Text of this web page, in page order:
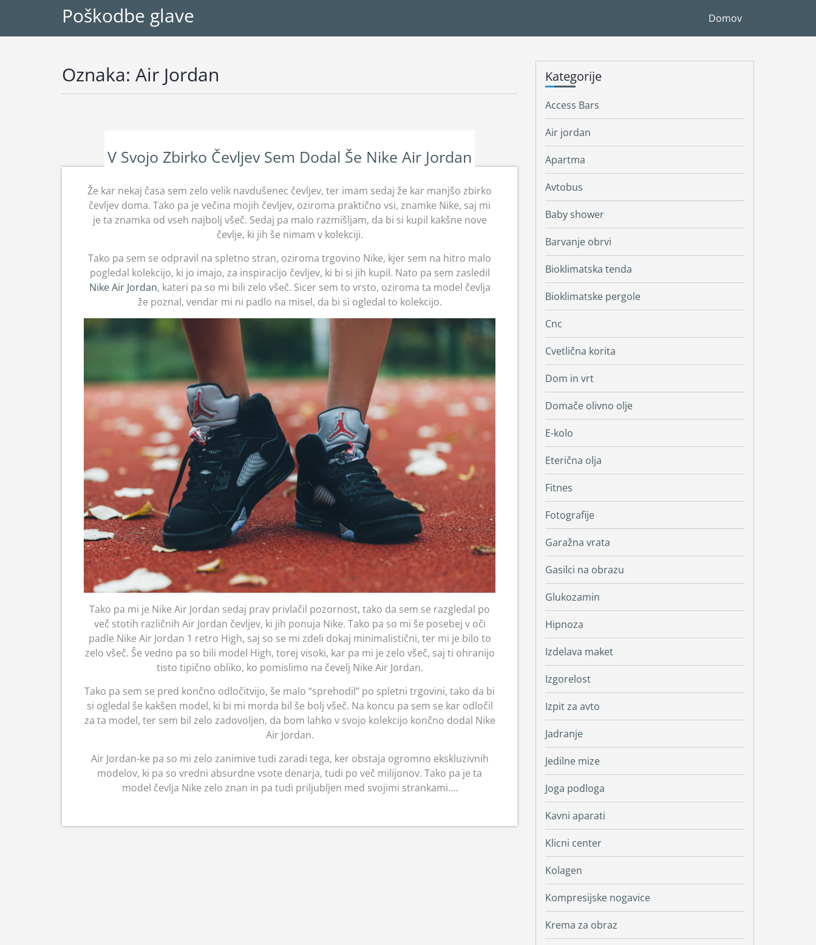
Poškodbe glave Domov
Oznaka: Air Jordan
V Svojo Zbirko Čevljev Sem Dodal Še Nike Air Jordan
Že kar nekaj časa sem zelo velik navdušenec čevljev, ter imam sedaj že kar manjšo zbirko
čevljev doma. Tako pa je večina mojih čevljev, oziroma praktično vsi, znamke Nike, saj mi
je ta znamka od vseh najbolj všeč. Sedaj pa malo razmišljam, da bi si kupil kakšne nove
čevlje, ki jih še nimam v kolekciji.
Tako pa sem se odpravil na spletno stran, oziroma trgovino Nike, kjer sem na hitro malo
pogledal kolekcijo, ki jo imajo, za inspiracijo čevljev, ki bi si jih kupil. Nato pa sem zasledil
Nike Air Jordan, kateri pa so mi bili zelo všeč. Sicer sem to vrsto, oziroma ta model čevlja
že poznal, vendar mi ni padlo na misel, da bi si ogledal to kolekcijo.
Tako pa mi je Nike Air Jordan sedaj prav privlačil pozornost, tako da sem se razgledal po
več stotih različnih Air Jordan čevljev, ki jih ponuja Nike. Tako pa so mi še posebej v oči
padle Nike Air Jordan 1 retro High, saj so se mi zdeli dokaj minimalistični, ter mi je bilo to
zelo všeč. Še vedno pa so bili model High, torej visoki, kar pa mi je zelo všeč, saj ti ohranijo
tisto tipično obliko, ko pomislimo na čevelj Nike Air Jordan.
Tako pa sem se pred končno odločitvijo, še malo “sprehodil” po spletni trgovini, tako da bi
si ogledal še kakšen model, ki bi mi morda bil še bolj všeč. Na koncu pa sem se kar odločil
za ta model, ter sem bil zelo zadovoljen, da bom lahko v svojo kolekcijo končno dodal Nike
Air Jordan.
Air Jordan-ke pa so mi zelo zanimive tudi zaradi tega, ker obstaja ogromno ekskluzivnih
modelov, ki pa so vredni absurdne vsote denarja, tudi po več milijonov. Tako pa je ta
model čevlja Nike zelo znan in pa tudi priljubljen med svojimi strankami.…
Kategorije
Access Bars
Air jordan
Apartma
Avtobus
Baby shower
Barvanje obrvi
Bioklimatska tenda
Bioklimatske pergole
Cnc
Cvetlična korita
Dom in vrt
Domače olivno olje
E-kolo
Eterična olja
Fitnes
Fotografije
Garažna vrata
Gasilci na obrazu
Glukozamin
Hipnoza
Izdelava maket
Izgorelost
Izpit za avto
Jadranje
Jedilne mize
Joga podloga
Kavni aparati
Klicni center
Kolagen
Kompresijske nogavice
Krema za obraz